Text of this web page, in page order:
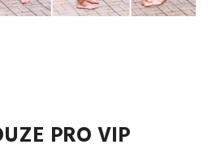
Excentrické posilování
Aktivní uvolnění
Polévky
Kontakt
PRO VIP